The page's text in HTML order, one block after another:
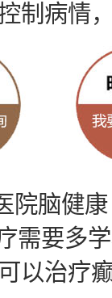
制病情
院脑健
需要多
以治疗